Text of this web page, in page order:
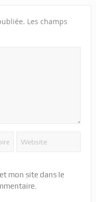
Les champs
mon site dans le